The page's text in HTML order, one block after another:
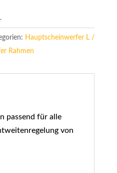
Hauptscheinwerfer L /
Rahmen
passend für alle
von